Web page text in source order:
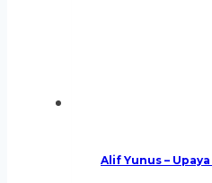
Alif Yunus –